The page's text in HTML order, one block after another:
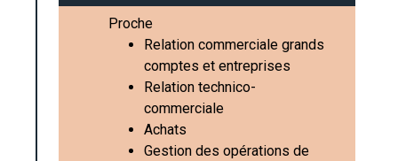
Proche
Relation commerciale grands
comptes et entreprises
Relation technico-
commerciale
Achats
Gestion des opérations de